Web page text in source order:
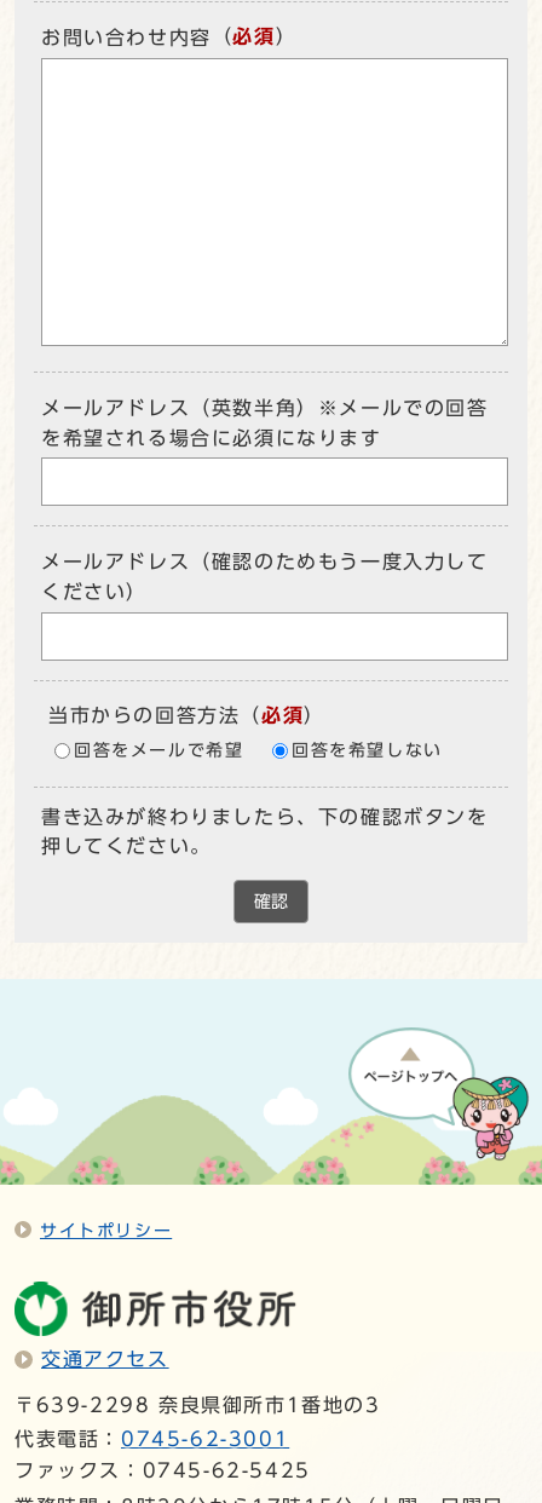
お問い合わせ内容 （必須）
メールアドレス（英数半角）※メールでの回答
を希望される場合に必須になります
メールアドレス（確認のためもう一度入力して
ください）
当市からの回答方法 （必須）
回答をメールで希望 回答を希望しない
書き込みが終わりましたら、下の確認ボタンを
押してください。
確認
サイトポリシー
交通アクセス
〒639-2298 奈良県御所市1番地の3
代表電話： 0745-62-3001
ファックス：0745-62-5425